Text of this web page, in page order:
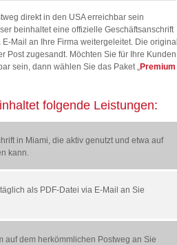
direkt in den USA erreichbar sein
beinhaltet eine offizielle Geschäftsanschrift
Mail an Ihre Firma weitergeleitet. Die original
Post zugesandt. Möchten Sie für Ihre Kunden
sein, dann wählen Sie das Paket „Premium
folgende Leistungen:
in Miami, die aktiv genutzt und etwa auf
kann.
als PDF-Datei via E-Mail an Sie
auf dem herkömmlichen Postweg an Sie